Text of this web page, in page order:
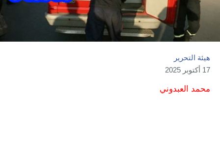
هيئة التحرير
17 أكتوبر 2025
محمد العبدوني